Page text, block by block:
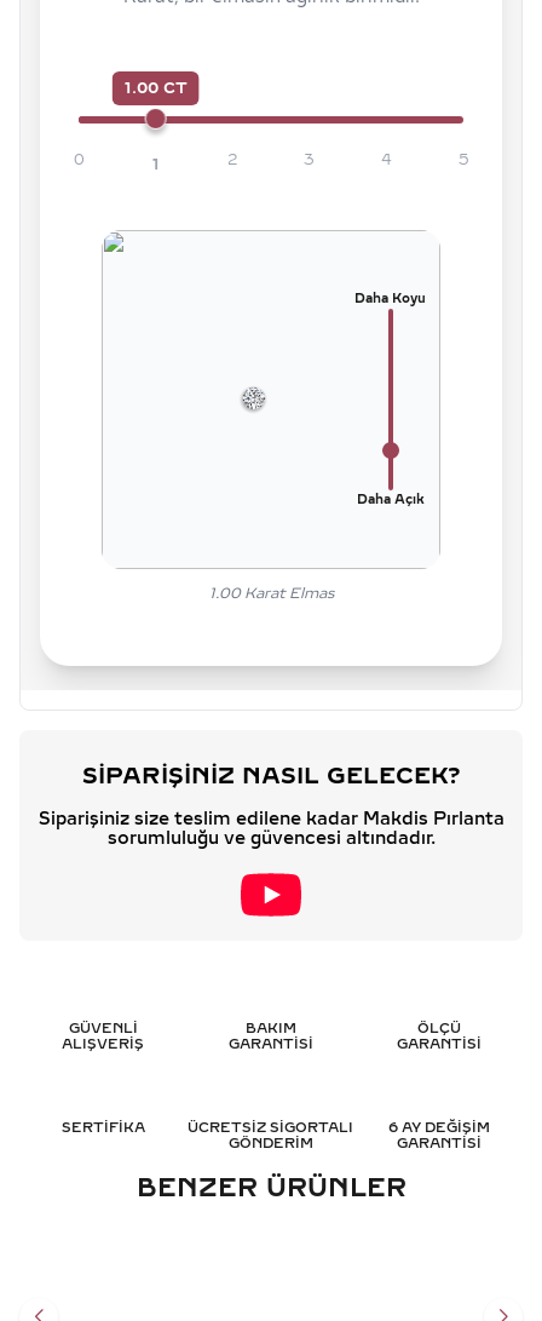
1.00 CT
0 1 2 3 4 5
Daha Koyu
Daha Açık
1.00Karat Elmas
SIPARIŞINIZ NASIL GELECEK?
Siparişiniz size teslim edilene kadar Makdis Pırlanta
sorumluluğu ve güvencesi altındadır.
GÜVENLİ
ALIŞVERİŞ
BAKIM
GARANTİSİ
ÖLÇÜ
GARANTİSİ
SERTİFİKA
ÜCRETSİZ SİGORTALI
GÖNDERİM
6 AY DEĞİŞİM
GARANTİSİ
BENZER ÜRÜNLER